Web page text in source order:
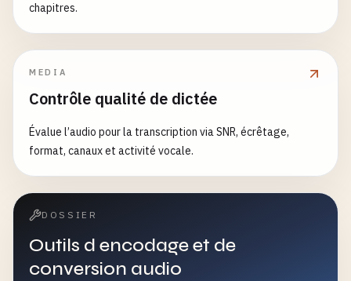
chapitres.
MEDIA
Contrôle qualité de dictée
Évalue l’audio pour la transcription via SNR, écrêtage,
format, canaux et activité vocale.
DOSSIER
Outils d encodage et de
conversion audio